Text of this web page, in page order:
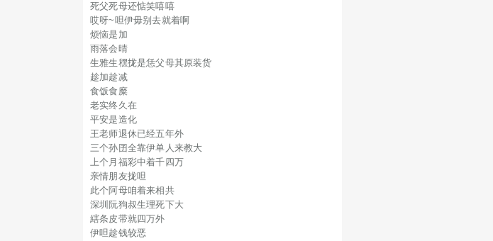
死父死母还惦笑嘻嘻
哎呀~呾伊毋别去就着啊
烦恼是加
雨落会晴
生雅生䆀拢是恁父母其原装货
趁加趁减
食饭食糜
老实终久在
平安是造化
王老师退休已经五年外
三个孙囝全靠伊单人来教大
上个月福彩中着千四万
亲情朋友拢呾
此个阿母咱着来相共
深圳阮狗叔生理死下大
縖条皮带就四万外
伊呾趁钱较恶